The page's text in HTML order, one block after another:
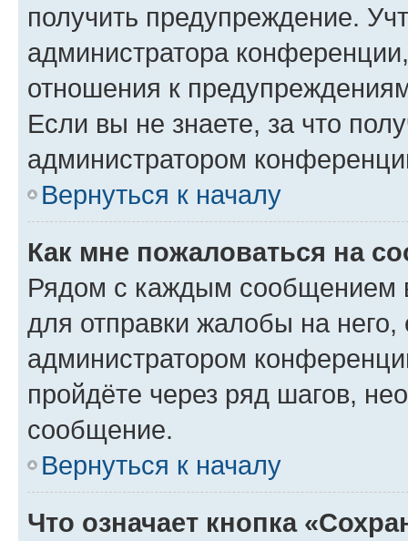
получить предупреждение.
администратора
отношения к
Если вы не знаете, за что
администратором
Вернуться к началу
Как мне пожаловаться на
Рядом с каждым сообщением
для отправки жалобы на
администратором
пройдёте через ряд шагов,
сообщение.
Вернуться к началу
Что означает кнопка